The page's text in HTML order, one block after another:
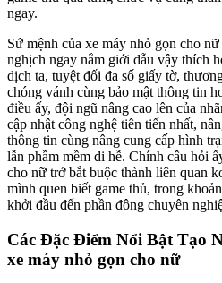
ngay.
Sứ mệnh của xe máy nhỏ gọn cho
nghịch ngay nắm giới dẫu vậy thích
dịch ta, tuyệt đối đa số giấy tờ,
chóng vánh cùng bảo mật thông tin
điều ấy, đội ngũ nâng cao lên của
cập nhật công nghệ tiên tiến nhất,
thông tin cùng nâng cung cấp hình
lẫn phầm mềm di hễ. Chính câu hỏi
cho nữ trở bắt buộc thành liên quan
mình quen biết game thủ, trong
khởi đầu đến phần đông chuyên
Các Đặc Điểm Nổi Bật Tạo
xe máy nhỏ gọn cho nữ